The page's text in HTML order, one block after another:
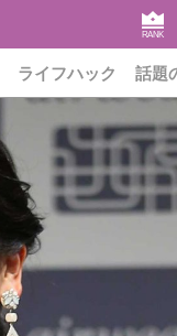
RANK
ライフハック 話題